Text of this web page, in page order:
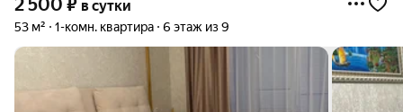
2 500 ₽ в сутки
53 м² 1-комн. квартира 6 этаж из 9